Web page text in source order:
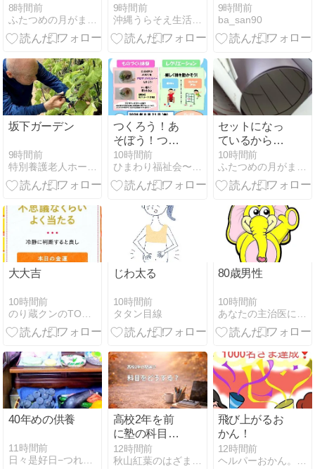
8時間前
護生活と今朝
の様子｜暴風
雨の空と今日
（2026年8月8
日）
9時間前
沖縄うらそえ生活｜介護・DIY・日々の記録
協会、性接待
疑惑 日本人審
判も含まれる
ーグの審判を
統括する人
物」
9時間前
ba_san90
坂下ガーデン
9時間前
つくろう！あ
そぼう！つな
がろう！ 開催
のお知らせ
10時間前
ひまわり福祉会〜ＫＥＹ ＤＯ Ｉ ＬＩＫＥ〜
セットになっ
ているから、
はやい。
10時間前
ふたつめの月がまわってくる
大大吉
10時間前
じわ太る
10時間前
タタン目線
80歳男性
10時間前
40年めの供養
11時間前
日々是好日−つれづれよっぽブログ
高校2年を前
に塾の科目を
どうするか｜
「必要ない科
12時間前
飛び上がるお
かん！
12時間前